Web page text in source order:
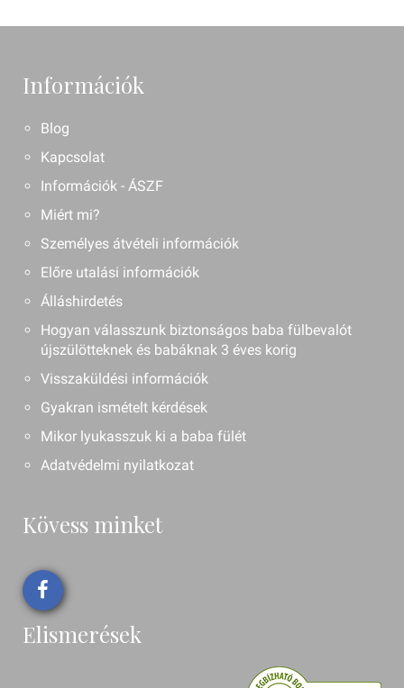
Információk
Blog
Kapcsolat
Információk - ÁSZF
Miért mi?
Személyes átvételi információk
Előre utalási információk
Álláshirdetés
Hogyan válasszunk biztonságos baba fülbevalót
újszülötteknek és babáknak 3 éves korig
Visszaküldési információk
Gyakran ismételt kérdések
Mikor lyukasszuk ki a baba fülét
Adatvédelmi nyilatkozat
Kövess minket
Elismerések